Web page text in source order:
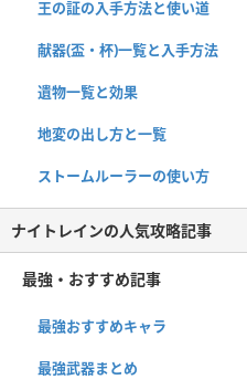
王の証の入手方法と使い道
献器(盃・杯)一覧と入手方法
遺物一覧と効果
地変の出し方と一覧
ストームルーラーの使い方
ナイトレインの人気攻略記事
最強・おすすめ記事
最強おすすめキャラ
最強武器まとめ